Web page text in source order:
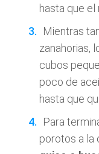
hasta que el
Mientras
zanahorias,
cubos
poco de
hasta que
Para
porotos a la